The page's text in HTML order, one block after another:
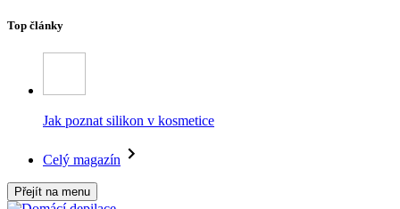
Top články
Jak poznat silikon v kosmetice
Celý magazín
Přejít na menu